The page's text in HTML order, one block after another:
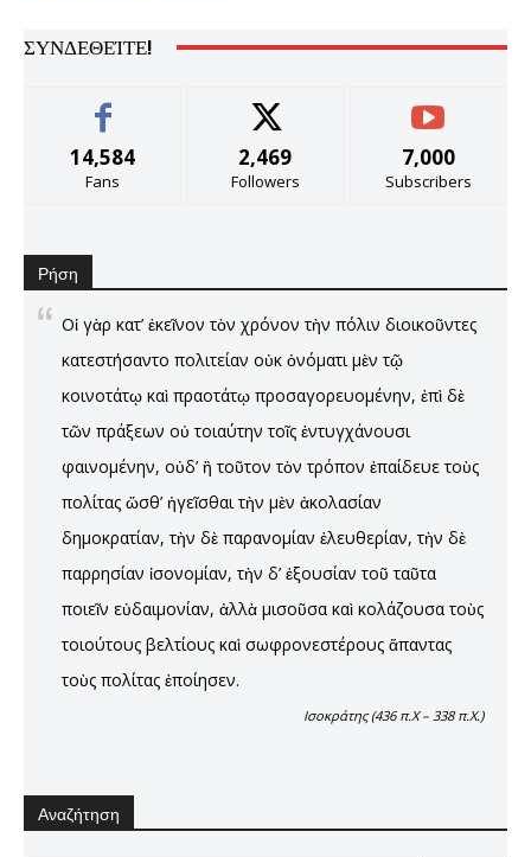
ΣΥΝΔΕΘΕΊΤΕ!
14,584
Fans
2,469
Followers
7,000
Subscribers
Ρήση
Οἱ γὰρ κατ’ ἐκεῖνον τὸν χρόνον τὴν πόλιν διοικοῦντες
κατεστήσαντο πολιτείαν οὐκ ὀνόματι μὲν τῷ
κοινοτάτῳ καὶ πραοτάτῳ προσαγορευομένην, ἐπὶ δὲ
τῶν πράξεων οὐ τοιαύτην τοῖς ἐντυγχάνουσι
φαινομένην, οὐδ’ ἣ τοῦτον τὸν τρόπον ἐπαίδευε τοὺς
πολίτας ὥσθ’ ἡγεῖσθαι τὴν μὲν ἀκολασίαν
δημοκρατίαν, τὴν δὲ παρανομίαν ἐλευθερίαν, τὴν δὲ
παρρησίαν ἰσονομίαν, τὴν δ’ ἐξουσίαν τοῦ ταῦτα
ποιεῖν εὐδαιμονίαν, ἀλλὰ μισοῦσα καὶ κολάζουσα τοὺς
τοιούτους βελτίους καὶ σωφρονεστέρους ἅπαντας
τοὺς πολίτας ἐποίησεν.
Ισοκράτης (436 π.Χ – 338 π.Χ.)
Αναζήτηση